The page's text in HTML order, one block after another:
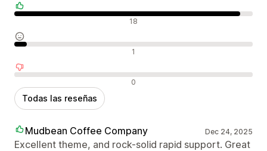
Reseñas positivas 18
Reseñas neutras 1
Reseñas negativas 0
Todas las reseñas
Mudbean Coffee Company Dec 24, 2025
Excellent theme, and rock-solid rapid support. Great